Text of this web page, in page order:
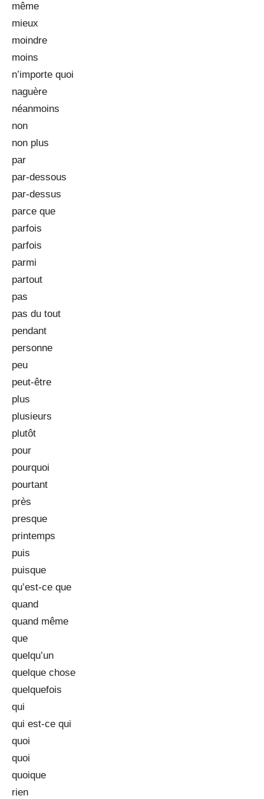
même
mieux
moindre
moins
n’importe quoi
naguère
néanmoins
non
non plus
par
par-dessous
par-dessus
parce que
parfois
parfois
parmi
partout
pas
pas du tout
pendant
personne
peu
peut-être
plus
plusieurs
plutôt
pour
pourquoi
pourtant
près
presque
printemps
puis
puisque
qu’est-ce que
quand
quand même
que
quelqu’un
quelque chose
quelquefois
qui
qui est-ce qui
quoi
quoi
quoique
rien